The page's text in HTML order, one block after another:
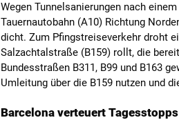
Wegen Tunnelsanierungen nach
Tauernautobahn (A10) Richtung
dicht. Zum Pfingstreiseverkehr droht
Salzachtalstraße (B159) rollt, die
Bundesstraßen B311, B99 und B163
Umleitung über die B159 nutzen und
Barcelona verteuert